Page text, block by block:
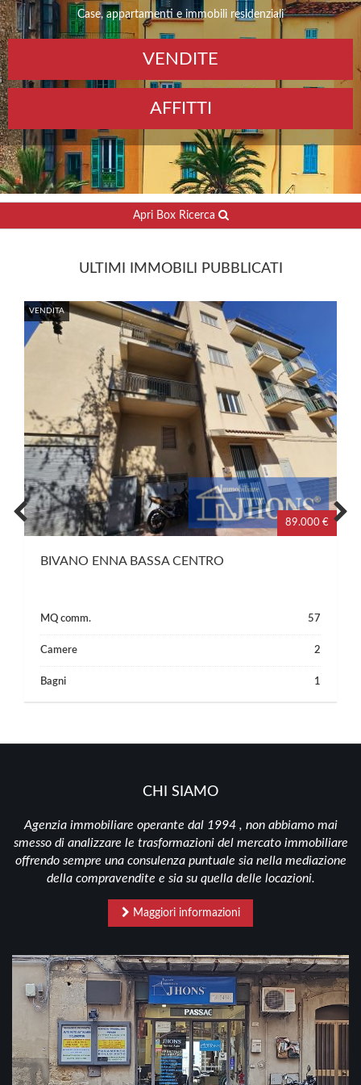
Case, appartamenti e immobili residenziali
VENDITE
AFFITTI
Apri Box Ricerca
ULTIMI IMMOBILI PUBBLICATI
89.000 €
VENDITA
BIVANO ENNA BASSA CENTRO
MQ comm. 57
Camere 2
Bagni 1
CHI SIAMO
Agenzia immobiliare operante dal 1994 , non abbiamo mai
smesso di analizzare le trasformazioni del mercato immobiliare
offrendo sempre una consulenza puntuale sia nella mediazione
della compravendite e sia su quella delle locazioni.
Maggiori informazioni